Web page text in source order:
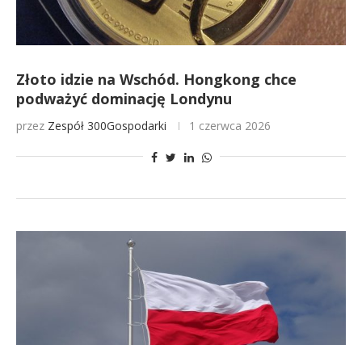
Złoto idzie na Wschód. Hongkong chce
podważyć dominację Londynu
przez Zespół 300Gospodarki 1 czerwca 2026